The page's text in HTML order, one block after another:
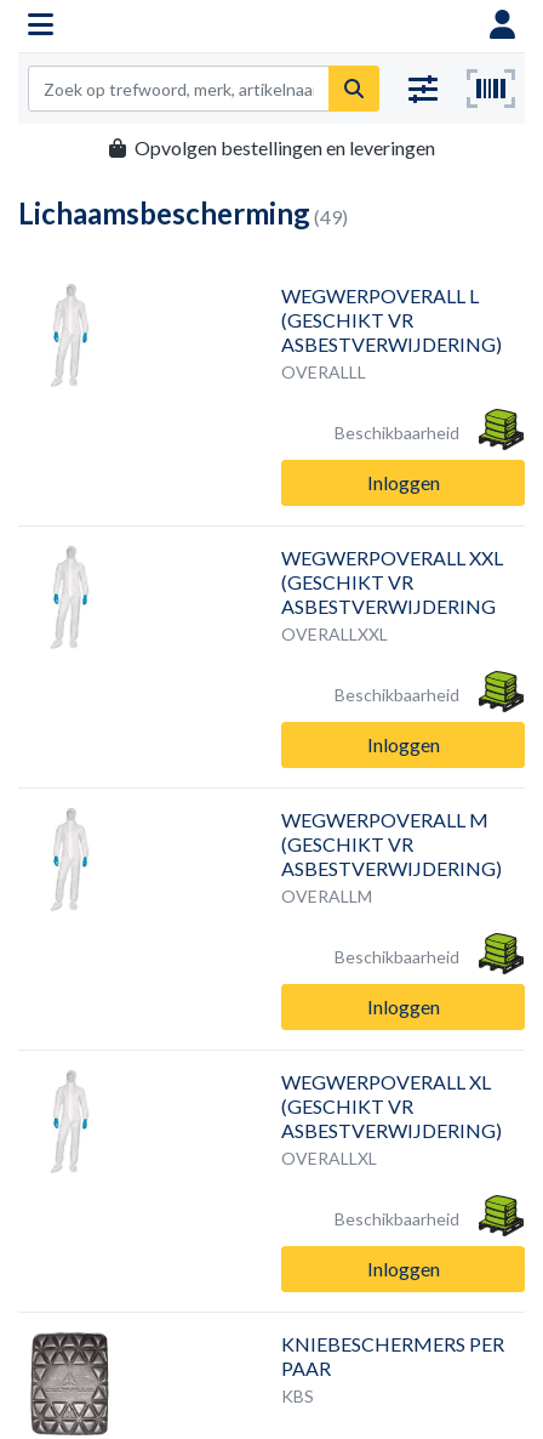
Opvolgen bestellingen en leveringen
Lichaamsbescherming (49)
WEGWERPOVERALL L
(GESCHIKT VR
ASBESTVERWIJDERING)
OVERALLL
Beschikbaarheid
Inloggen
WEGWERPOVERALL XXL
(GESCHIKT VR
ASBESTVERWIJDERING
OVERALLXXL
Beschikbaarheid
Inloggen
WEGWERPOVERALL M
(GESCHIKT VR
ASBESTVERWIJDERING)
OVERALLM
Beschikbaarheid
Inloggen
WEGWERPOVERALL XL
(GESCHIKT VR
ASBESTVERWIJDERING)
OVERALLXL
Beschikbaarheid
Inloggen
KNIEBESCHERMERS PER
PAAR
KBS